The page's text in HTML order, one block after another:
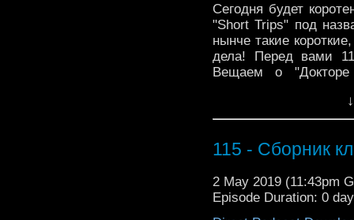
Сегодня будет
"Short Trips" под
нынче такие
дела! Перед вами
Вещаем о
комментариях -
115 - Сборник
2 May 2019 (11:43pm
Episode Duration: 0